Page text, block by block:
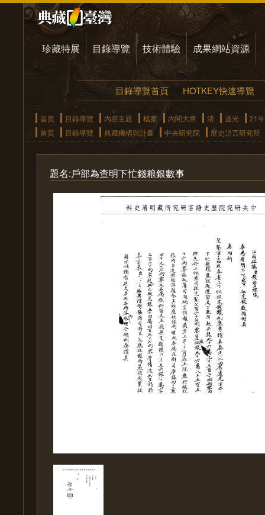
珍藏特展 目錄導覽 技術體驗 成果網站資源
目錄導覽首頁 HOTKEY快速導覽
首頁 目錄導覽 內容主題 檔案 內閣大庫 清 道光
21年
首頁
目錄導覽 典藏機構與計畫 中央研究院 歷史語言研究所
題名:戶部為查明下忙錢粮銀數事